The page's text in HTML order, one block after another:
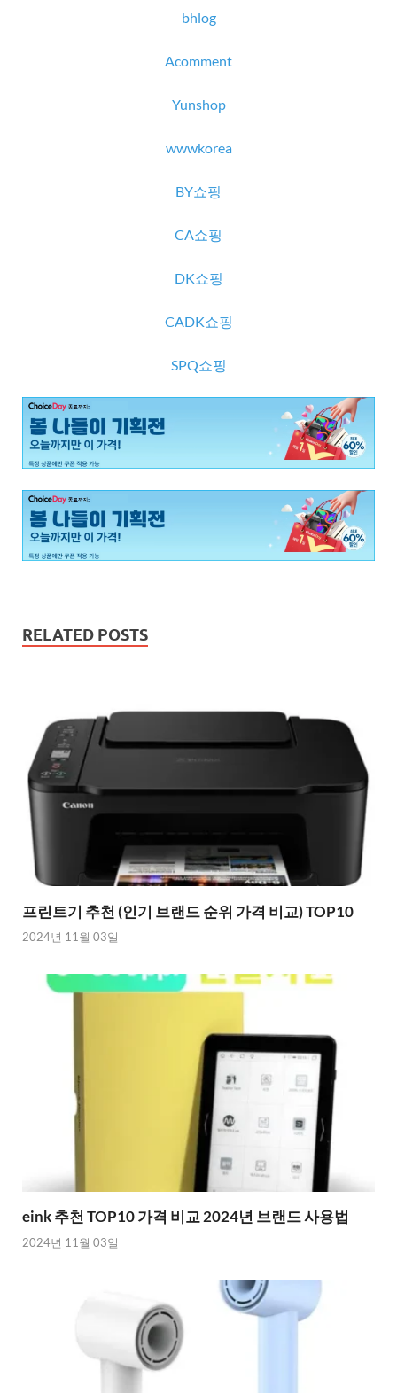
bhlog
Acomment
Yunshop
wwwkorea
BY쇼핑
CA쇼핑
DK쇼핑
CADK쇼핑
SPQ쇼핑
RELATED POSTS
프린트기 추천 (인기 브랜드 순위 가격 비교) TOP10
2024년 11월 03일
eink 추천 TOP10 가격 비교 2024년 브랜드 사용법
2024년 11월 03일